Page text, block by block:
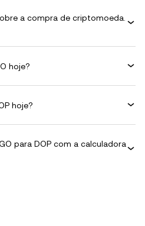
a compra de criptomoeda.
hoje?
hoje?
para DOP com a calculadora